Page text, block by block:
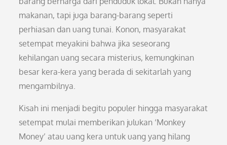
makanan, tapi juga barang-barang seperti
perhiasan dan uang tunai. Konon, masyarakat
setempat meyakini bahwa jika seseorang
kehilangan uang secara misterius, kemungkinan
besar kera-kera yang berada di sekitarlah yang
mengambilnya.
Kisah ini menjadi begitu populer hingga masyarakat
setempat mulai memberikan julukan ‘Monkey
Money’ atau uang kera untuk uang yang hilang